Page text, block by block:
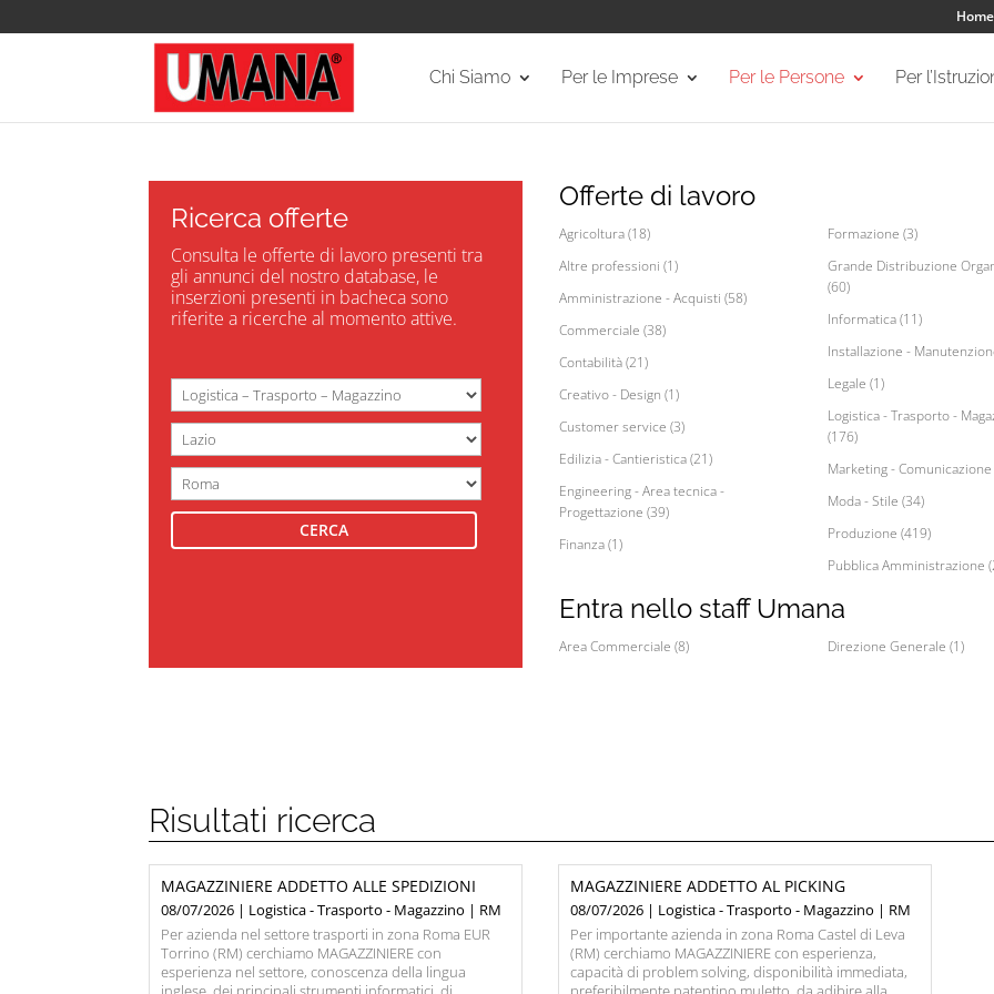
Home
Chi Siamo Per le Imprese Per le Persone Per
Ricerca offerte
Consulta le offerte di lavoro presenti tra
gli annunci del nostro database, le
inserzioni presenti in bacheca sono
riferite a ricerche al momento attive.
Offerte di lavoro
Agricoltura (18)
Altre professioni (1)
Amministrazione - Acquisti (58)
Commerciale (38)
Contabilità (21)
Creativo - Design (1)
Customer service (3)
Edilizia - Cantieristica (21)
Engineering - Area tecnica -
Progettazione (39)
Finanza (1)
Formazione (3)
Grande Distribuzione
(60)
Informatica (11)
Installazione -
Legale (1)
Logistica - Trasporto -
(176)
Marketing - Comunicazione
Moda - Stile (34)
Produzione (419)
Pubblica Amministrazione
Entra nello staff Umana
Area Commerciale (8) Direzione Generale (1)
Risultati ricerca
MAGAZZINIERE ADDETTO ALLE SPEDIZIONI
08/07/2026 | Logistica - Trasporto - Magazzino | RM
Per azienda nel settore trasporti in zona Roma EUR
Torrino (RM) cerchiamo MAGAZZINIERE con
esperienza nel settore, conoscenza della lingua
MAGAZZINIERE ADDETTO AL PICKING
08/07/2026 | Logistica - Trasporto - Magazzino | RM
Per importante azienda in zona Roma Castel di Leva
(RM) cerchiamo MAGAZZINIERE con esperienza,
capacità di problem solving, disponibilità immediata,